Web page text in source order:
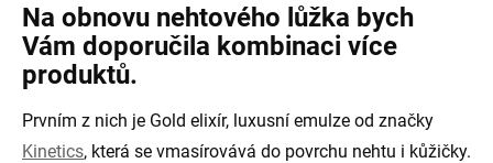
Na obnovu nehtového lůžka bych
Vám doporučila kombinaci více
produktů.
Prvním z nich je Gold elixír, luxusní emulze od značky
Kinetics, která se vmasírovává do povrchu nehtu i kůžičky.